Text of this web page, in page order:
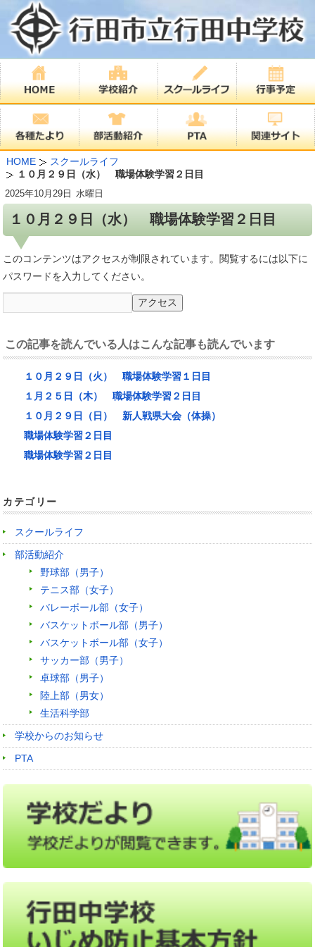
HOME
スクールライフ
１０月２９日（水） 職場体験学習２日目
１０月２９日（水） 職場体験学習２日目
2025年10月29日 水曜日
このコンテンツはアクセスが制限されています。閲覧するには以下に
パスワードを入力してください。
この記事を読んでいる人はこんな記事も読んでいます
１０月２９日（火） 職場体験学習１日目
１月２５日（木） 職場体験学習２日目
１０月２９日（日） 新人戦県大会（体操）
職場体験学習２日目
職場体験学習２日目
カテゴリー
スクールライフ
部活動紹介
野球部（男子）
テニス部（女子）
バレーボール部（女子）
バスケットボール部（男子）
バスケットボール部（女子）
サッカー部（男子）
卓球部（男子）
陸上部（男女）
生活科学部
学校からのお知らせ
PTA